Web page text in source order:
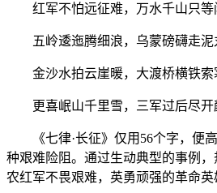
红军不怕远征难，万水千山只等
五岭逶迤腾细浪，乌蒙磅礴走泥
金沙水拍云崖暖，大渡桥横铁索
更喜岷山千里雪，三军过后尽开
《七律·长征》仅用56个字，便
种艰难险阻。通过生动典型的事例
农红军不畏艰难，英勇顽强的革命英